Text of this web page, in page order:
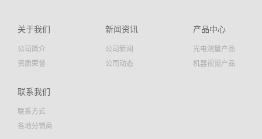
关于我们
公司简介
资质荣誉
新闻资讯
公司新闻
公司动态
产品中心
光电测量产品
机器视觉产品
联系我们
联系方式
各地分销商